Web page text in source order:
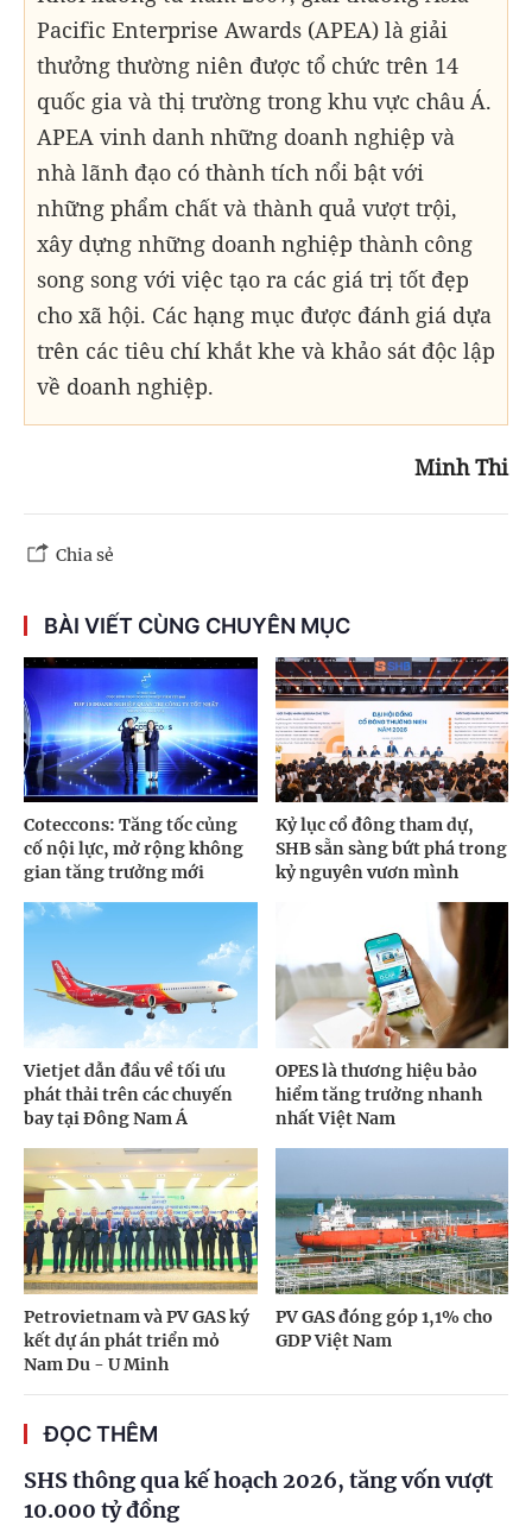
Pacific Enterprise Awards (APEA) là giải
thưởng thường niên được tổ chức trên 14
quốc gia và thị trường trong khu vực châu Á.
APEA vinh danh những doanh nghiệp và
nhà lãnh đạo có thành tích nổi bật với
những phẩm chất và thành quả vượt trội,
xây dựng những doanh nghiệp thành công
song song với việc tạo ra các giá trị tốt đẹp
cho xã hội. Các hạng mục được đánh giá dựa
trên các tiêu chí khắt khe và khảo sát độc lập
về doanh nghiệp.
Minh Thi
Chia sẻ
BÀI VIẾT CÙNG CHUYÊN MỤC
Coteccons: Tăng tốc củng
cố nội lực, mở rộng không
gian tăng trưởng mới
Kỷ lục cổ đông tham dự,
SHB sẵn sàng bứt phá trong
kỷ nguyên vươn mình
Vietjet dẫn đầu về tối ưu
phát thải trên các chuyến
bay tại Đông Nam Á
OPES là thương hiệu bảo
hiểm tăng trưởng nhanh
nhất Việt Nam
Petrovietnam và PV GAS ký
kết dự án phát triển mỏ
Nam Du - U Minh
PV GAS đóng góp 1,1% cho
GDP Việt Nam
ĐỌC THÊM
SHS thông qua kế hoạch 2026, tăng vốn vượt
10.000 tỷ đồng